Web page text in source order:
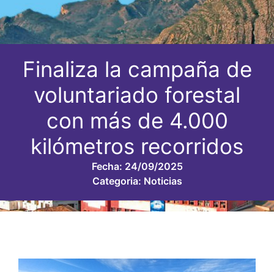
Finaliza la campaña de
voluntariado forestal
con más de 4.000
kilómetros recorridos
Fecha: 24/09/2025
Categoria: Noticias